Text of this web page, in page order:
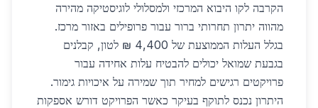
הקרבה לקו היבוא המרכזי ולמסלולי לוגיסטיקה מהירה
מהווה יתרון תחרותי ברור עבור פרופילים באזור מרכז.
בגלל העלות הממוצעת של 4,400 ₪ לטון, קבלנים
בגבעת שמואל יכולים להבטיח עלות אחידה עבור
פרויקטים רגישים למחיר תוך שמירה על איכויות גימור.
היתרון נכנס לתוקף בעיקר כאשר הפרויקט דורש אספקות